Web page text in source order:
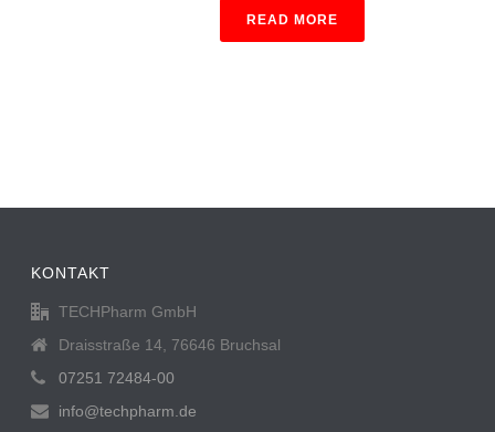
READ MORE
KONTAKT
TECHPharm GmbH
Draisstraße 14, 76646 Bruchsal
07251 72484-00
info@techpharm.de